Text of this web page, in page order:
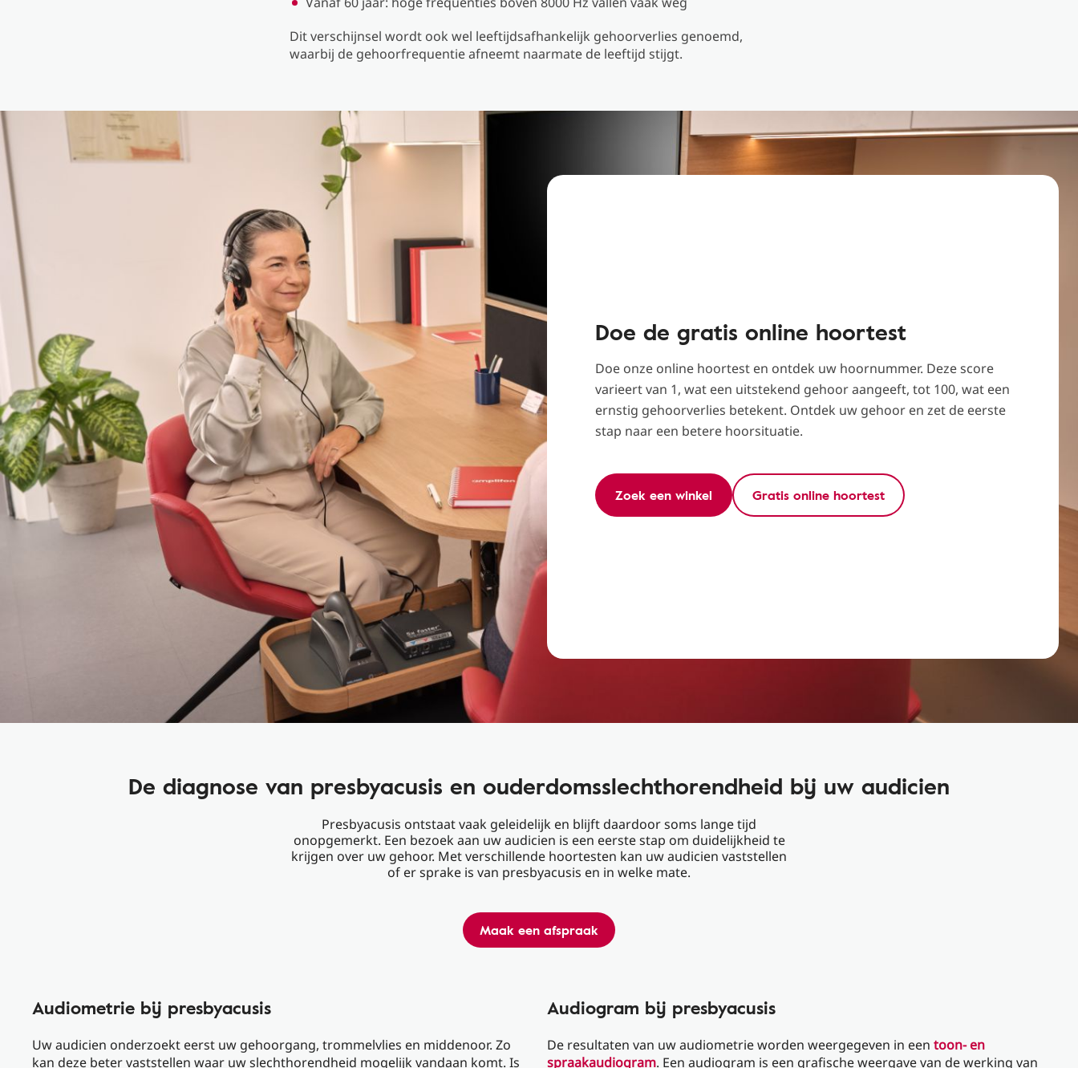
Dit verschijnsel wordt ook wel leeftijdsafhankelijk gehoorverlies genoemd,
waarbij de gehoorfrequentie afneemt naarmate de leeftijd stijgt.
Doe de gratis online hoortest
Doe onze online hoortest en ontdek uw hoornummer. Deze score
varieert van 1, wat een uitstekend gehoor aangeeft, tot 100, wat een
ernstig gehoorverlies betekent. Ontdek uw gehoor en zet de eerste
stap naar een betere hoorsituatie.
Zoek een winkel Gratis online hoortest
De diagnose van presbyacusis en ouderdomsslechthorendheid bij uw audicien
Presbyacusis ontstaat vaak geleidelijk en blijft daardoor soms lange tijd
onopgemerkt. Een bezoek aan uw audicien is een eerste stap om duidelijkheid te
krijgen over uw gehoor. Met verschillende hoortesten kan uw audicien vaststellen
of er sprake is van presbyacusis en in welke mate.
Maak een afspraak
Audiometrie bij presbyacusis
Uw audicien onderzoekt eerst uw gehoorgang, trommelvlies en middenoor. Zo
kan deze beter vaststellen waar uw slechthorendheid mogelijk vandaan komt. Is
Audiogram bij presbyacusis
De resultaten van uw audiometrie worden weergegeven in een toon- en
spraakaudiogram. Een audiogram is een grafische weergave van de werking van